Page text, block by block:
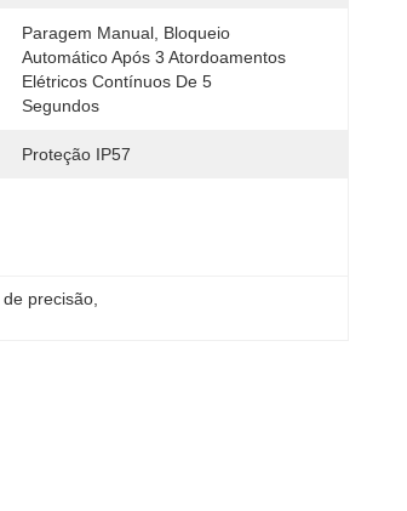
Paragem Manual, Bloqueio
Automático Após 3 Atordoamentos
Elétricos Contínuos De 5
Segundos
Proteção IP57
precisão